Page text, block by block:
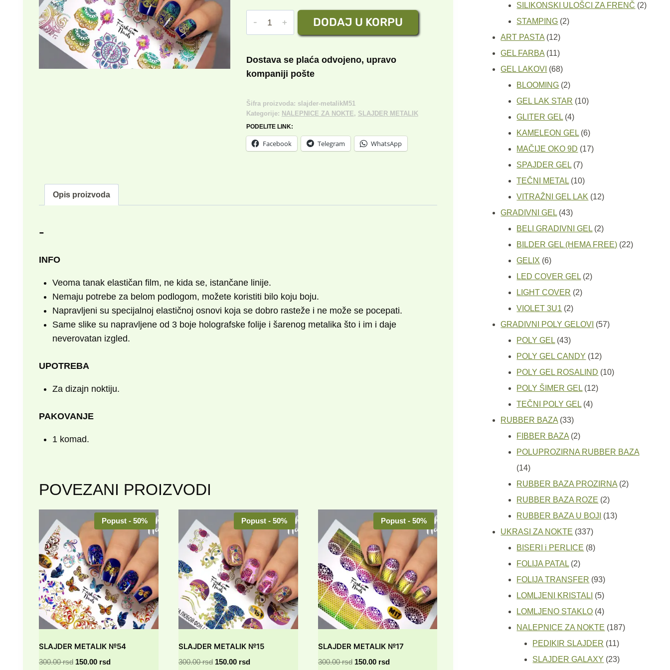
cena
300.00 rsd.
cena
je:
SLAJDER
količina
DODAJ U KORPU
Dostava se plaća odvojeno, upravo
kompaniji pošte
Šifra proizvoda: slajder-metalikM51
Kategorije: NALEPNICE ZA NOKTE, SLAJDER METALIK
PODELITE LINK:
Facebook Telegram WhatsApp
Opis proizvoda
-
INFO
Veoma tanak elastičan film, ne kida se, istančane linije.
Nemaju potrebe za belom podlogom, možete koristiti bilo koju boju.
Napravljeni su specijalnoj elastičnoj osnovi koja se dobro rasteže i ne može se pocepati.
Same slike su napravljene od 3 boje holografske folije i šarenog metalika što i im i daje
neverovatan izgled.
UPOTREBA
Za dizajn noktiju.
PAKOVANJE
1 komad.
POVEZANI PROIZVODI
Popust - 50%
SLAJDER METALIK №54
300.00rsd Originalna
150.00 rsdTrenutna
Popust - 50%
SLAJDER METALIK №15
300.00rsd Originalna
150.00 rsdTrenutna
Popust - 50%
SLAJDER METALIK №17
300.00rsd Originalna
150.00 rsdTrenutna
proizvod
SILIKONSKI ULOŠCI ZA FRENČ 22
STAMPING 22
ART PASTA 1212
proizvoda
GEL FARBA 1111
proizvoda
GEL LAKOVI 6868
proizvoda
BLOOMING 22
proizvoda
GEL LAK STAR 1010
GLITER GEL 44
proizvoda
KAMELEON GEL 66
proizvoda
MAČIJE OKO 9D 1717
SPAJDER GEL 77
proizvoda
TEČNI METAL 1010
proizvoda
VITRAŽNI GEL LAK 1212
GRADIVNI GEL 4343
proizvoda
BELI GRADIVNI GEL 22
proizvoda
BILDER GEL (HEMA FREE) 2222
GELIX 66
proizvoda
LED COVER GEL 22
LIGHT COVER 22
VIOLET 3U1 22
proizvoda
GRADIVNI POLY GELOVI 5757
POLY GEL 4343
proizvoda
POLY GEL CANDY 1212
proizvoda
POLY GEL ROSALIND 1010
POLY ŠIMER GEL 1212
TEČNI POLY GEL 44
RUBBER BAZA 3333
proizvoda
FIBBER BAZA 22
proizvoda
POLUPROZIRNA RUBBER BAZA
1414
proizvoda
RUBBER BAZA PROZIRNA 22
RUBBER BAZA ROZE 22
proizvoda
RUBBER BAZA U BOJI 1313
UKRASI ZA NOKTE 337337
proizvoda
BISERI i PERLICE 88
FOLIJA PATAL 22
proizvoda
FOLIJA TRANSFER 9393
proizvoda
LOMLJENI KRISTALI 55
proizvoda
LOMLJENO STAKLO 44
proizvoda
NALEPNICE ZA NOKTE 187187
PEDIKIR SLAJDER 1111
proizvoda
SLAJDER GALAXY 2323